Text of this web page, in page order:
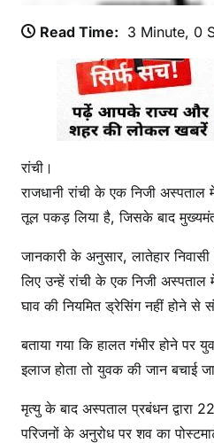
Read Time: 3 Minute, 0
रांची।
राजधानी रांची के एक निजी
तूल पकड़ लिया है, जिसके बाद
जानकारी के अनुसार, लातेहार
लिए उन्हें रांची के एक निजी अस्पताल
घाव की नियमित ड्रेसिंग नहीं होने
बताया गया कि हालत गंभीर होने पर
इलाज होता तो युवक की जान बचाई
मृत्यु के बाद अस्पताल प्रबंधन द्वारा
परिजनों के अनुरोध पर शव का